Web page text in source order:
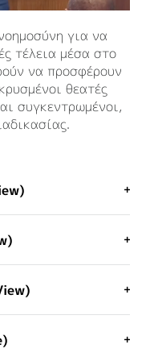
για να
τέλεια μέσα στο
να προσφέρουν
θεατές
συγκεντρωμένοι,